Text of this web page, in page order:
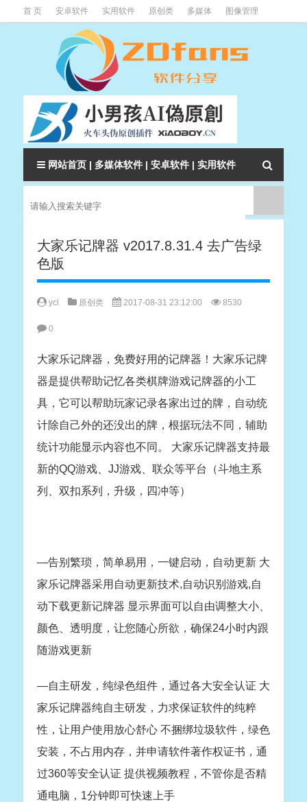
首 页 安卓软件 实用软件 原创类 多媒体 图像管理
下载类
网站首页 | 多媒体软件 | 安卓软件 | 实用软件
大家乐记牌器 v2017.8.31.4 去广告绿
色版
ycl 原创类 2017-08-31 23:12:00 8530
0
大家乐记牌器，免费好用的记牌器！大家乐记牌
器是提供帮助记忆各类棋牌游戏记牌器的小工
具，它可以帮助玩家记录各家出过的牌，自动统
计除自己外的还没出的牌，根据玩法不同，辅助
统计功能显示内容也不同。 大家乐记牌器支持最
新的QQ游戏、JJ游戏、联众等平台（斗地主系
列、双扣系列，升级，四冲等）
—告别繁琐，简单易用，一键启动，自动更新 大
家乐记牌器采用自动更新技术,自动识别游戏,自
动下载更新记牌器 显示界面可以自由调整大小、
颜色、透明度，让您随心所欲，确保24小时内跟
随游戏更新
—自主研发，纯绿色组件，通过各大安全认证 大
家乐记牌器纯自主研发，力求保证软件的纯粹
性，让用户使用放心舒心 不捆绑垃圾软件，绿色
安装，不占用内存，并申请软件著作权证书，通
过360等安全认证 提供视频教程，不管你是否精
通电脑，1分钟即可快速上手